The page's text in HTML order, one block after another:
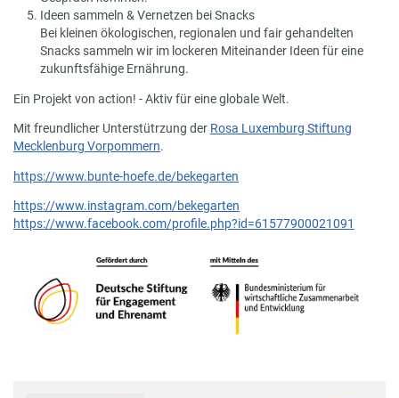
Ideen sammeln & Vernetzen bei Snacks
Bei kleinen ökologischen, regionalen und fair gehandelten
Snacks sammeln wir im lockeren Miteinander Ideen für eine
zukunftsfähige Ernährung.
Ein Projekt von action! - Aktiv für eine globale Welt.
Mit freundlicher Unterstütrzung der Rosa Luxemburg Stiftung
Mecklenburg Vorpommern.
https://www.bunte-hoefe.de/bekegarten
https://www.instagram.com/bekegarten
https://www.facebook.com/profile.php?id=61577900021091